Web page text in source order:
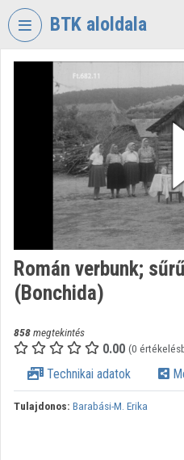
Fejléc kihagyása
BTK aloldala
VIDEOTORIUM
BÖLCSÉSZETTUDOMÁNYI
KUTATÓKÖZPONT
Intézményi kezdőlap
Bejelentkezés
Intézményi felfedezés
Kategóriák
Intézményi listák
Intézmények
Közreműködők
Román verbunk;
(Bonchida)
858megtekintés
0.00 (0
Technikai adatok
Tulajdonos: Barabási-M. Erika